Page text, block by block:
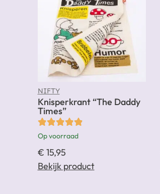
NIFTY
Knisperkrant “The Daddy
Times”
Op voorraad
€ 15,95
Bekijk product